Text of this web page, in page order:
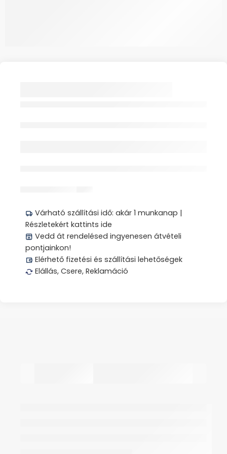
Várható szállítási idő: akár 1 munkanap |
Részletekért kattints ide
Vedd át rendelésed ingyenesen átvételi
pontjainkon!
Elérhető fizetési és szállítási lehetőségek
Elállás, Csere, Reklamáció